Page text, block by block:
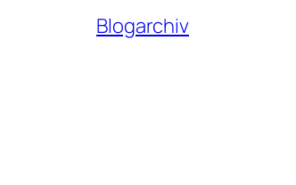
Blogarchiv